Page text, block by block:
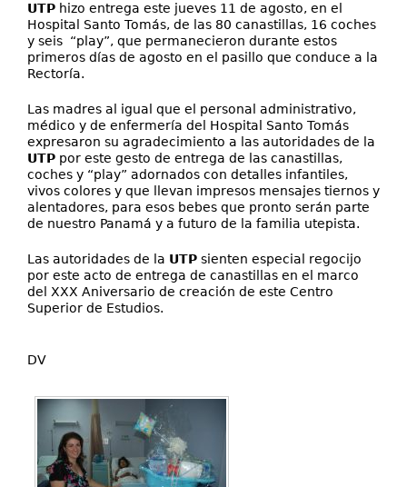
UTP hizo entrega este jueves 11 de agosto, en el
Hospital Santo Tomás, de las 80 canastillas, 16 coches
y seis “play”, que permanecieron durante estos
primeros días de agosto en el pasillo que conduce a la
Rectoría.
Las madres al igual que el personal administrativo,
médico y de enfermería del Hospital Santo Tomás
expresaron su agradecimiento a las autoridades de la
UTP por este gesto de entrega de las canastillas,
coches y “play” adornados con detalles infantiles,
vivos colores y que llevan impresos mensajes tiernos y
alentadores, para esos bebes que pronto serán parte
de nuestro Panamá y a futuro de la familia utepista.
Las autoridades de la UTP sienten especial regocijo
por este acto de entrega de canastillas en el marco
del XXX Aniversario de creación de este Centro
Superior de Estudios.
DV